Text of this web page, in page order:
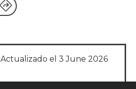
Actualizado el 3 June 2026